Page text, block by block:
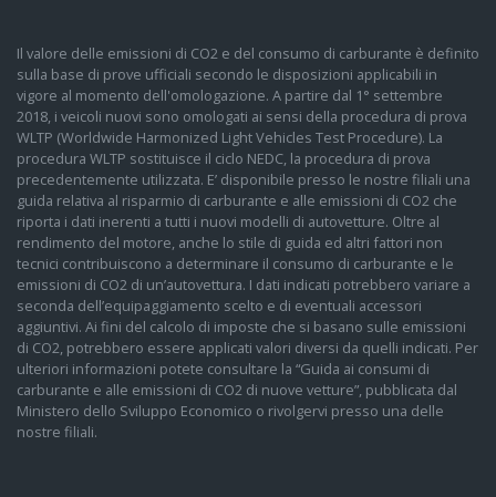
Il valore delle emissioni di CO2 e del consumo di carburante è definito
sulla base di prove ufficiali secondo le disposizioni applicabili in
vigore al momento dell'omologazione. A partire dal 1° settembre
2018, i veicoli nuovi sono omologati ai sensi della procedura di prova
WLTP (Worldwide Harmonized Light Vehicles Test Procedure). La
procedura WLTP sostituisce il ciclo NEDC, la procedura di prova
precedentemente utilizzata. E’ disponibile presso le nostre filiali una
guida relativa al risparmio di carburante e alle emissioni di CO2 che
riporta i dati inerenti a tutti i nuovi modelli di autovetture. Oltre al
rendimento del motore, anche lo stile di guida ed altri fattori non
tecnici contribuiscono a determinare il consumo di carburante e le
emissioni di CO2 di un’autovettura. I dati indicati potrebbero variare a
seconda dell’equipaggiamento scelto e di eventuali accessori
aggiuntivi. Ai fini del calcolo di imposte che si basano sulle emissioni
di CO2, potrebbero essere applicati valori diversi da quelli indicati. Per
ulteriori informazioni potete consultare la “Guida ai consumi di
carburante e alle emissioni di CO2 di nuove vetture”, pubblicata dal
Ministero dello Sviluppo Economico o rivolgervi presso una delle
nostre filiali.